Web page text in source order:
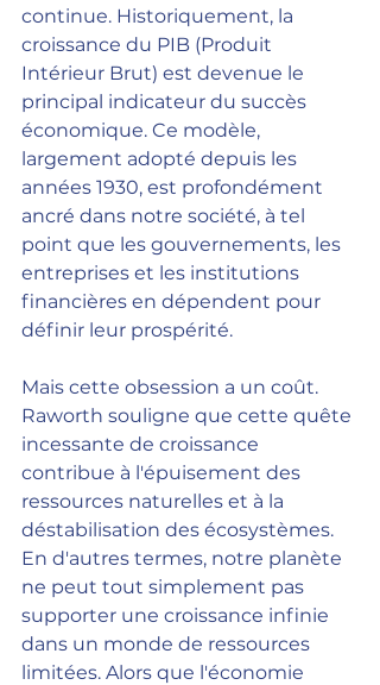
continue. Historiquement, la
croissance du PIB (Produit
Intérieur Brut) est devenue le
principal indicateur du succès
économique. Ce modèle,
largement adopté depuis les
années 1930, est profondément
ancré dans notre société, à tel
point que les gouvernements, les
entreprises et les institutions
financières en dépendent pour
définir leur prospérité.
Mais cette obsession a un coût.
Raworth souligne que cette quête
incessante de croissance
contribue à l'épuisement des
ressources naturelles et à la
déstabilisation des écosystèmes.
En d'autres termes, notre planète
ne peut tout simplement pas
supporter une croissance infinie
dans un monde de ressources
limitées. Alors que l'économie